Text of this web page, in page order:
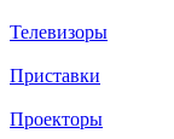
Телевизоры
Приставки
Проекторы